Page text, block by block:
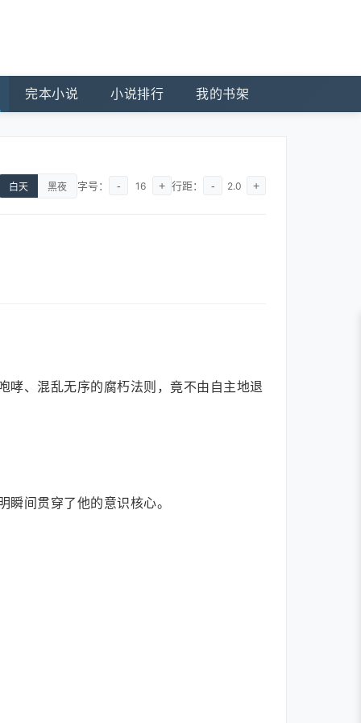
完本小说 小说排行 我的书架
白天 黑夜 字号： - 16 + 行距： - 2.0 +
哮、混乱无序的腐朽法则，竟不由自主地退
间贯穿了他的意识核心。